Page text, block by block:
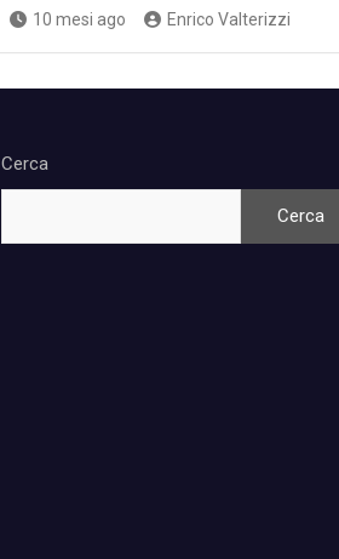
10 mesi ago Enrico Valterizzi
Cerca
Cerca